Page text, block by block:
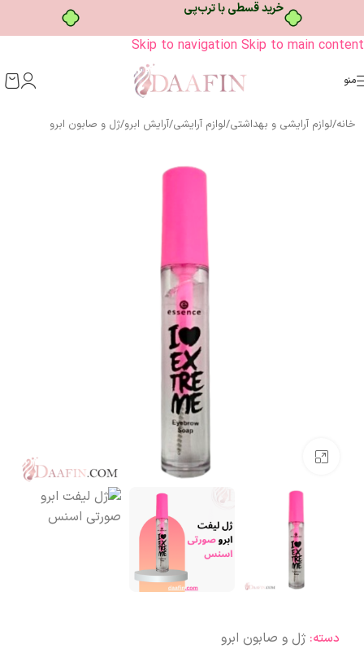
خرید قسطی با ترب‌پی
Skip to navigation Skip to main content
منو
خانه/لوازم آرایشی و بهداشتی/لوازم آرایشی/آرایش ابرو/ژل و صابون ابرو
دسته: ژل و صابون ابرو